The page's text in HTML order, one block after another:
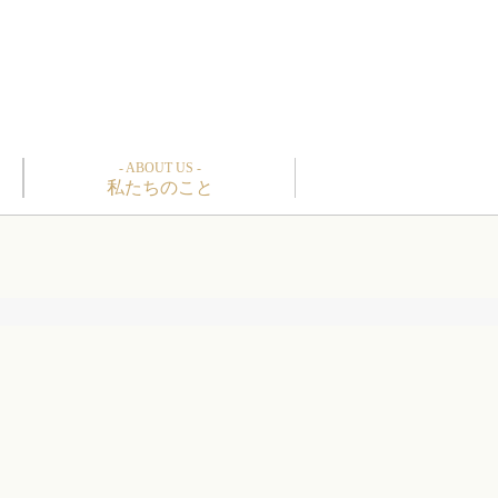
- ABOUT US -
私たちのこと